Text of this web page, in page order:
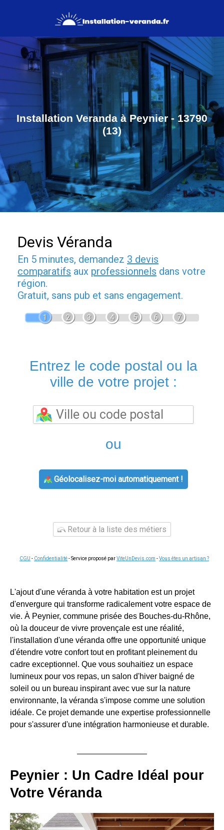
Installation Veranda à Peynier - 13790
(13)
Devis Véranda
En 5 minutes, demandez 3 devis
comparatifs aux professionnels dans votre
région.
Gratuit, sans pub et sans engagement.
1 2 3 4 5 6 7
Entrez le code postal ou la
ville de votre projet :
ou
Géolocalisez-moi automatiquement !
Retour à la liste des métiers
CGU - Confidentialité- Service proposé parViteUnDevis.com -Vous êtes un artisan ?
L'ajout d'une véranda à votre habitation est un projet
d'envergure qui transforme radicalement votre espace de
vie. À Peynier, commune prisée des Bouches-du-Rhône,
où la douceur de vivre provençale est une réalité,
l'installation d'une véranda offre une opportunité unique
d'étendre votre confort tout en profitant pleinement du
cadre exceptionnel. Que vous souhaitiez un espace
lumineux pour vos repas, un salon d'hiver baigné de
soleil ou un bureau inspirant avec vue sur la nature
environnante, la véranda s'impose comme une solution
idéale. Ce projet demande une expertise professionnelle
pour s'assurer d'une intégration harmonieuse et durable.
Peynier : Un Cadre Idéal pour
Votre Véranda